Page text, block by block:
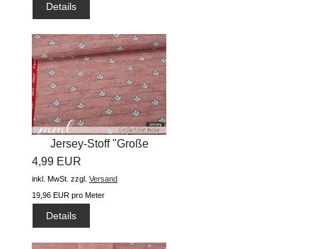
Details
Jersey-Stoff "Große
4,99 EUR
inkl. MwSt. zzgl. Versand
19,96 EUR pro Meter
Details